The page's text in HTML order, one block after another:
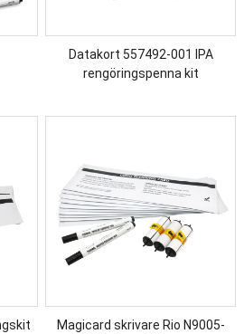
Datakort 557492-001 IPA
rengöringspenna kit
Magicard skrivare Rio N9005-